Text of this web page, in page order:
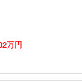
万円